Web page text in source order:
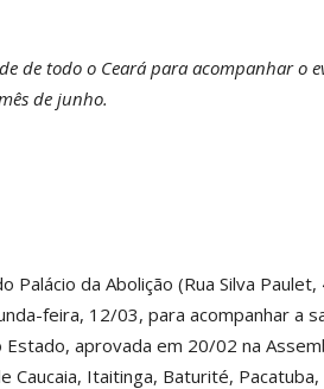
de todo o Ceará para acompanhar o
de junho.
da Abolição (Rua Silva Paulet,
feira, 12/03, para acompanhar a
aprovada em 20/02 na
Caucaia, Itaitinga, Baturité, Pacatuba,